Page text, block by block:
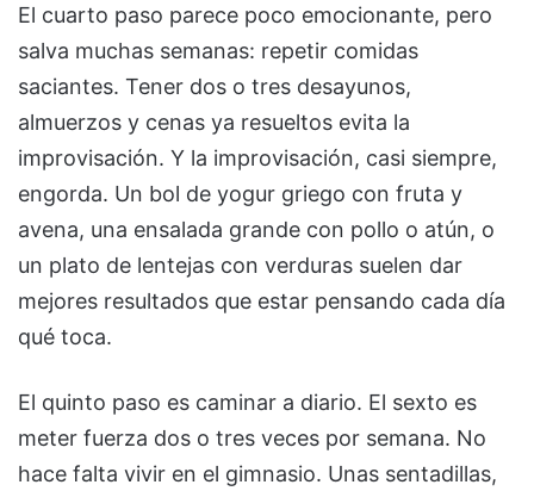
El cuarto paso parece poco emocionante, pero
salva muchas semanas: repetir comidas
saciantes. Tener dos o tres desayunos,
almuerzos y cenas ya resueltos evita la
improvisación. Y la improvisación, casi siempre,
engorda. Un bol de yogur griego con fruta y
avena, una ensalada grande con pollo o atún, o
un plato de lentejas con verduras suelen dar
mejores resultados que estar pensando cada día
qué toca.
El quinto paso es caminar a diario. El sexto es
meter fuerza dos o tres veces por semana. No
hace falta vivir en el gimnasio. Unas sentadillas,